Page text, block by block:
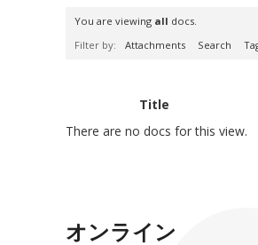
You are viewing all docs.
Filter by:
Attachments Search
Title
There are no docs for this view.
オンライン